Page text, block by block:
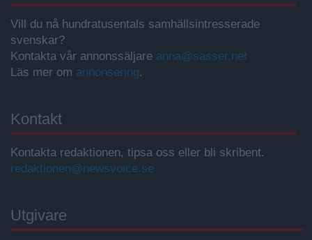
Vill du nå hundratusentals samhällsintresserade
svenskar?
Kontakta vår annonssäljare anna@sasser.net
Läs mer om annonsering.
Kontakt
Kontakta redaktionen, tipsa oss eller bli skribent.
redaktionen@newsvoice.se
Utgivare